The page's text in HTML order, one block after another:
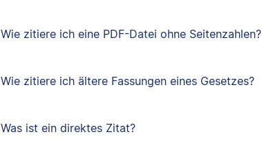
Wie zitiere ich eine PDF-Datei ohne Seitenzahlen?
Wie zitiere ich ältere Fassungen eines Gesetzes?
Was ist ein direktes Zitat?